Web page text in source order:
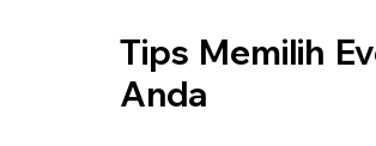
Tips Memilih
Anda